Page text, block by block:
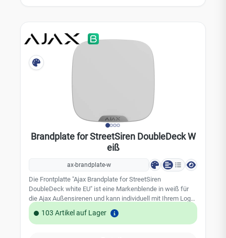
Brandplate for StreetSiren DoubleDeck W
eiß
ax-brandplate-w
Die Frontplatte "Ajax Brandplate for StreetSiren
DoubleDeck white EU" ist eine Markenblende in weiß für
die Ajax Außensirenen und kann individuell mit Ihrem Logo
bedruckt werden. Technische Daten: Klassifizierung:
Frontplatte für StreetSiren DoubleDeck
103 Artikel auf Lager